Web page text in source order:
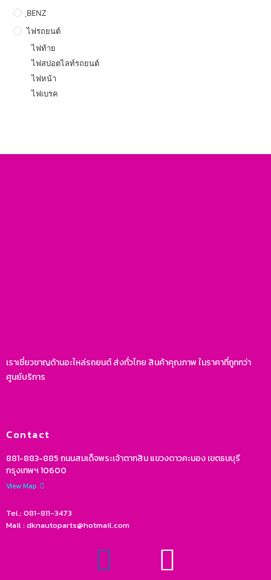
ฺBENZ
ไฟรถยนต์
ไฟท้าย
ไฟสปอตไลท์รถยนต์
ไฟหน้า
ไฟเบรค
เราเชี่ยวชาญด้านอะไหล่รถยนต์ ส่งทั่วไทย สินค้าคุณภาพ ในราคาที่ถูกกว่า
ศูนย์บริการ
Contact
881-883-885 ถนนสมเด็จพระเจ้าตากสิน แขวงดาวคะนอง เขตธนบุรี
กรุงเทพฯ 10600
View Map
Tel.: 081-811-3473
Mail : dknautoparts@hotmail.com